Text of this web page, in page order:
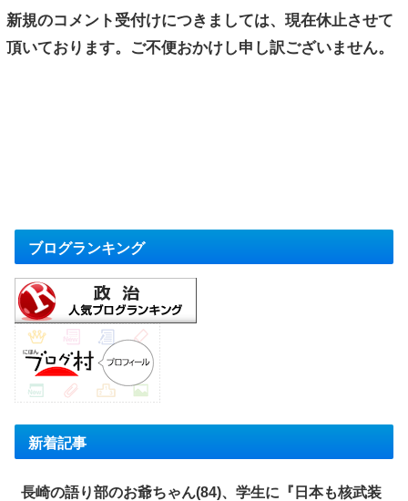
新規のコメント受付けにつきましては、現在休止させて
頂いております。ご不便おかけし申し訳ございません。
ブログランキング
新着記事
長崎の語り部のお爺ちゃん(84)、学生に『日本も核武装